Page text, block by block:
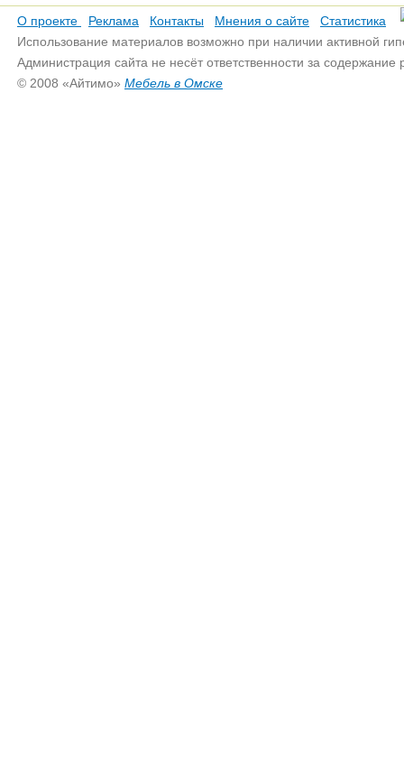
О проекте Реклама Контакты Мнения о сайте
Статистика
Использование материалов возможно при наличии активной
Администрация сайта не несёт ответственности за
© 2008 «Айтимо» Мебель в Омске